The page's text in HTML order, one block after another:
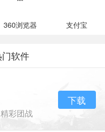
360浏览器 支付宝
软件
彩团战
下载